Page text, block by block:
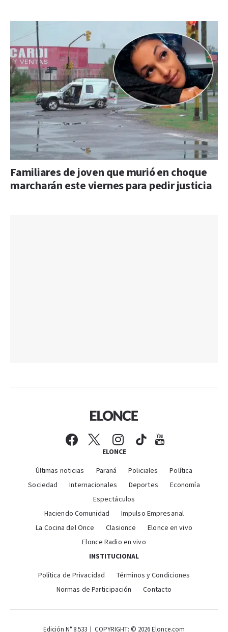
Familiares de joven que murió en choque
marcharán este viernes para pedir justicia
ELONCE
Últimas noticias Paraná Policiales
Política
Sociedad
Internacionales Deportes
Economía
Espectáculos
Haciendo Comunidad
Impulso Empresarial
La Cocina del Once
Clasionce
Elonce en vivo
Elonce Radio en vivo
INSTITUCIONAL
Política de Privacidad
Términos y Condiciones
Normas de Participación
Contacto
Edición N° 8.533 | COPYRIGHT: © 2026 Elonce.com